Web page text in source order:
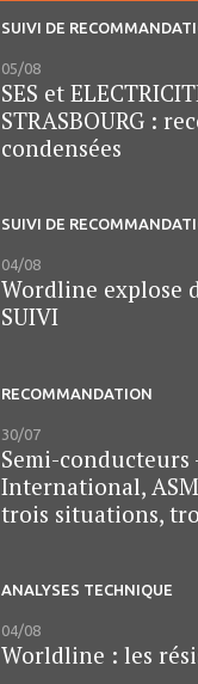
SUIVI DE
05/08
SES et
STRASBOURG :
condensées
SUIVI DE
04/08
Wordline explose
SUIVI
RECOMMANDATION
30/07
Semi-conducteurs
International,
trois situations,
ANALYSES TECHNIQUE
04/08
Worldline : les